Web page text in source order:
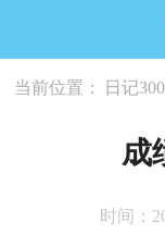
当前位置： 日记
成
时间：